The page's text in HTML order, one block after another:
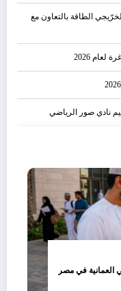
عمل جديدة لخرّيجي الطاقة بالتعاون مع
العمانية في مصر